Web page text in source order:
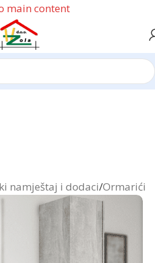
main content
namještaj i dodaci/Ormarići